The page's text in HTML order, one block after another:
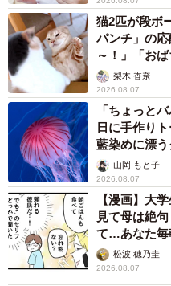
猫2匹が段ボ
パンチ」の
～！」「お
梨木 香奈
2026.08.07
「ちょっと
日に手作り
藍染めに漂
ごい」山岡 もと子
2026.08.07
【漫画】大
見て母は絶
て…あなた毎
松波 穂乃圭
2026.08.07